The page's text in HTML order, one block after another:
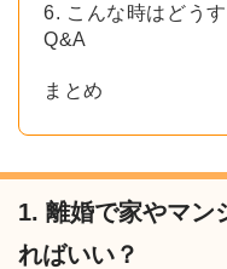
6. こんな時はどう
Q&A
まとめ
1. 離婚で家やマン
ればいい？